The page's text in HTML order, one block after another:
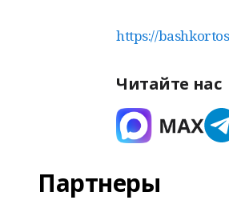
https://
Читайте нас
Партнеры